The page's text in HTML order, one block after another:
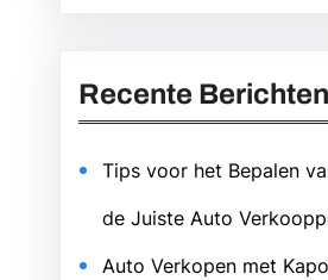
Recente Berichten
Tips voor het Bepalen
de Juiste Auto
Auto Verkopen met